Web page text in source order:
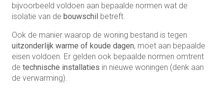
bijvoorbeeld voldoen aan bepaalde normen wat de
isolatie van de bouwschil betreft.
Ook de manier waarop de woning bestand is tegen
uitzonderlijk warme of koude dagen, moet aan bepaalde
eisen voldoen. Er gelden ook bepaalde normen omtrent
de technische installaties in nieuwe woningen (denk aan
de verwarming).